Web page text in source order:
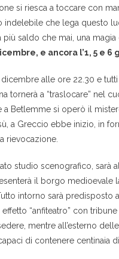
si riesca a toccare con
indelebile che lega questo
più saldo che mai, una
e ancora l’1, 5 e 6
dicembre alle ore 22.30 e
tornerà a “traslocare” nel
a Betlemme si operò il
a Greccio ebbe inizio, in
rievocazione.
studio scenografico, sarà
il borgo medioevale
intorno sarà predisposto
“anfiteatro” con
mentre all’esterno
di contenere centinaia